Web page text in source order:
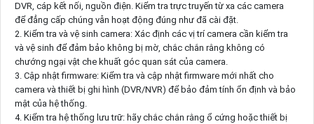
DVR, cáp kết nối, nguồn điện. Kiểm tra trực truyến từ xa các camera
để đẳng cấp chúng vẫn hoạt động đúng như đã cài đặt.
2. Kiểm tra và vệ sinh camera: Xác định các vị trí camera cần kiểm tra
và vệ sinh để đảm bảo không bị mờ, chắc chắn rằng không có
chướng ngại vật che khuất góc quan sát của camera.
3. Cập nhật firmware: Kiểm tra và cập nhật firmware mới nhất cho
camera và thiết bị ghi hình (DVR/NVR) để bảo đảm tính ổn định và bảo
mật của hệ thống.
4. Kiểm tra hệ thống lưu trữ: hãy chắc chắn rằng ổ cứng hoặc thiết bị